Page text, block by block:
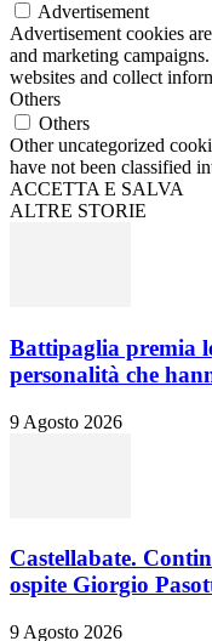
Advertisement
Advertisement cookies
and marketing
websites and collect
Others
Others
Other uncategorized
have not been classified
ACCETTA E SALVA
ALTRE STORIE
Battipaglia premia
personalità che
9 Agosto 2026
Castellabate.
ospite Giorgio
9 Agosto 2026